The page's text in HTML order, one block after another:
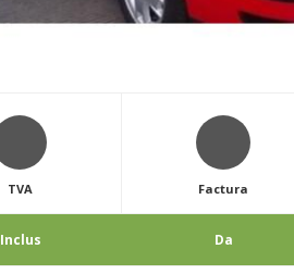
TVA
Inclus
Factura
Da